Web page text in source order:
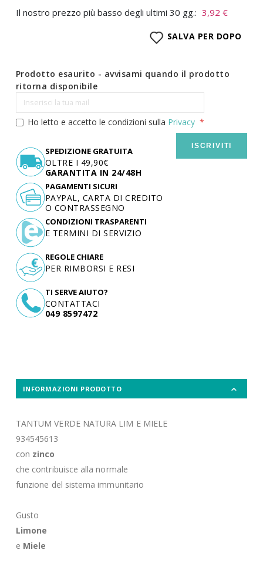
Il nostro prezzo più basso degli ultimi 30 gg.: 3,92 €
SALVA PER DOPO
Prodotto esaurito - avvisami quando il prodotto
ritorna disponibile
Ho letto e accetto le condizioni sulla Privacy
ISCRIVITI
SPEDIZIONE GRATUITA
OLTRE I 49,90€
GARANTITA IN 24/48H
TI SERVE AIUTO?
CONTATTACI
049 8597472
PAGAMENTI SICURI
PAYPAL, CARTA DI CREDITO
O CONTRASSEGNO
CONDIZIONI TRASPARENTI
E TERMINI DI SERVIZIO
REGOLE CHIARE
PER RIMBORSI E RESI
INFORMAZIONI PRODOTTO
TANTUM VERDE NATURA LIM E MIELE
934545613
con zinco
che contribuisce alla normale
funzione del sistema immunitario
Gusto
Limone
e Miele